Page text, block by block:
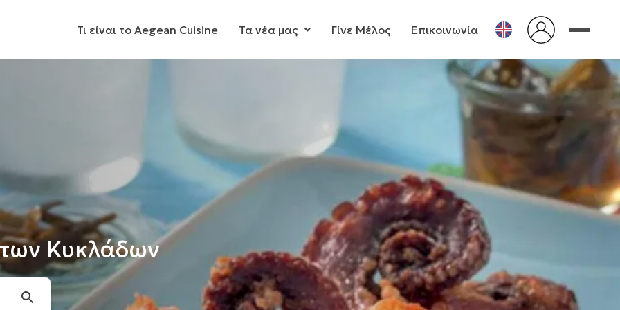
Τι είναι το Aegean Cuisine Τα νέα μας Γίνε Μέλος Επικοινωνία
των Κυκλάδων